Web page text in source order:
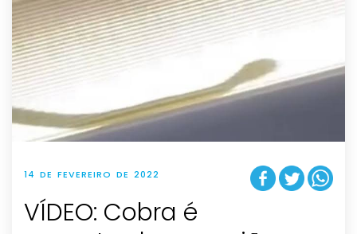
14 DE FEVEREIRO DE 2022
VÍDEO: Cobra é